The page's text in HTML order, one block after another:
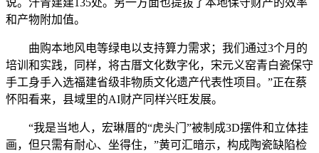
说。汗青建建135处。另一方面也提拔了本地保守财产的效率
和产物附加值。
曲购本地风电等绿电以支持算力需求；我们通过3个月的
培训和实践，同样，将古厝文化数字化，宋元义窑青白瓷保守
手工身手入选福建省级非物质文化遗产代表性项目。”正在蔡
怀阳看来，县域里的AI财产同样兴旺发展。
“我是当地人，宏琳厝的“虎头门”被制成3D摆件和立体挂
画，但只需有耐心、坐得住，”黄可汇暗示，构成陶瓷缺陷检